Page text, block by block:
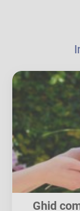
Ghid